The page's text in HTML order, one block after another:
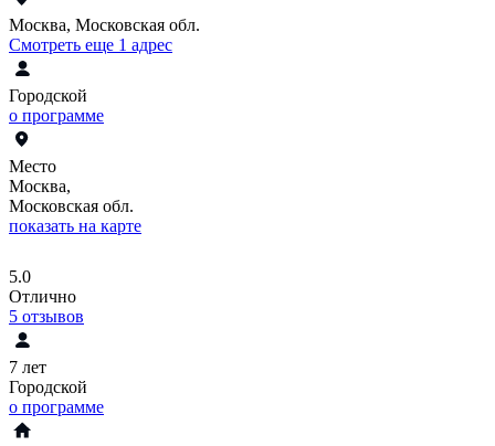
Москва, Московская обл.
Смотреть еще 1 адрес
Городской
о программе
Место
Москва,
Московская обл.
показать на карте
5.0
Отлично
5 отзывов
7 лет
Городской
о программе